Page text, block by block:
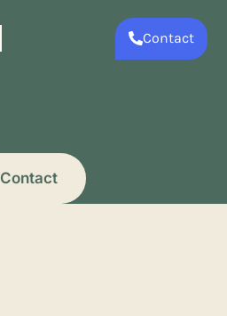
Contact
Contact